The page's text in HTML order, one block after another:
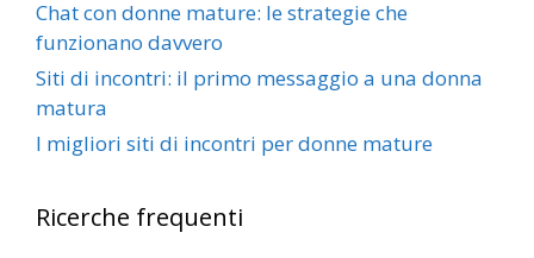
Chat con donne mature: le strategie che
funzionano davvero
Siti di incontri: il primo messaggio a una donna
matura
I migliori siti di incontri per donne mature
Ricerche frequenti